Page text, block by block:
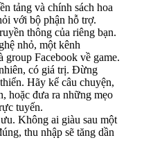
tảng và chính sách hoa
với bộ phận hỗ trợ.
thông của riêng bạn.
nhỏ, một kênh
group Facebook về game.
có giá trị. Đừng
Hãy kể câu chuyện,
hoặc đưa ra những mẹo
tuyến.
Không ai giàu sau một
thu nhập sẽ tăng dần